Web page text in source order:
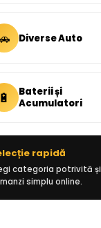
Diverse Auto
🔋
Baterii și
Acumulatori
rapidă
categoria potrivită și
simplu online.